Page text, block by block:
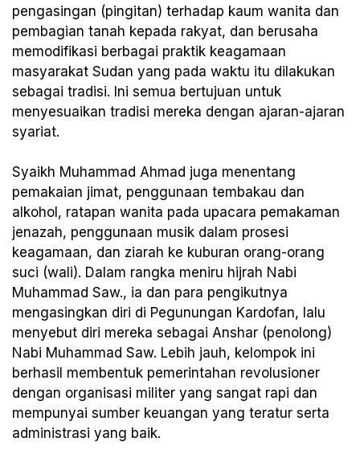
pengasingan (pingitan) terhadap kaum wanita dan
pembagian tanah kepada rakyat, dan berusaha
memodifikasi berbagai praktik keagamaan
masyarakat Sudan yang pada waktu itu dilakukan
sebagai tradisi. Ini semua bertujuan untuk
menyesuaikan tradisi mereka dengan ajaran-ajaran
syariat.
Syaikh Muhammad Ahmad juga menentang
pemakaian jimat, penggunaan tembakau dan
alkohol, ratapan wanita pada upacara pemakaman
jenazah, penggunaan musik dalam prosesi
keagamaan, dan ziarah ke kuburan orang-orang
suci (wali). Dalam rangka meniru hijrah Nabi
Muhammad Saw., ia dan para pengikutnya
mengasingkan diri di Pegunungan Kardofan, lalu
menyebut diri mereka sebagai Anshar (penolong)
Nabi Muhammad Saw. Lebih jauh, kelompok ini
berhasil membentuk pemerintahan revolusioner
dengan organisasi militer yang sangat rapi dan
mempunyai sumber keuangan yang teratur serta
administrasi yang baik.